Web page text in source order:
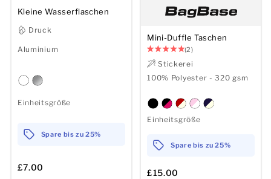
Kleine Wasserflaschen
Druck
Aluminium
Einheitsgröße
Spare bis zu 25%
£7.00
Mini-Duffle Taschen
(2)
Stickerei
100% Polyester - 320 gsm
Einheitsgröße
Spare bis zu 25%
£15.00